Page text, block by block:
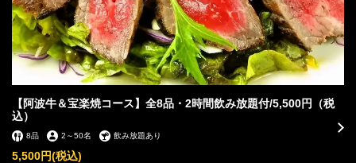
【阿波牛＆宝楽焼コース】全8品・2時間飲み放題付/5,500円（税
込）
8品 2 ～50名 飲み放題あり
5,500円(税込)
この店舗情報をシェアする